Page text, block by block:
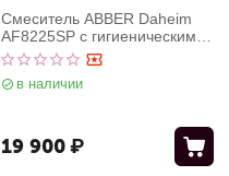
Смеситель ABBER Daheim
AF8225SP с гигиеническим
душем, сатин
в наличии
19 900₽